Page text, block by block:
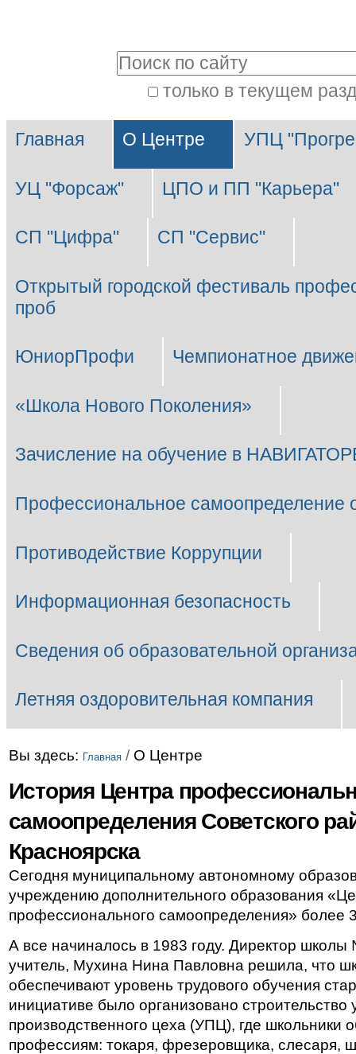
содержимому.
Перейти
навигации
только в текущем
поиск
Разделы
Главная О Центре УПЦ
УЦ "Форсаж" ЦПО и ПП "Карьера"
СП "Цифра" СП "Сервис"
Открытый городской фестиваль
проб
ЮниорПрофи Чемпионатное
«Школа Нового Поколения»
Зачисление на обучение в
Профессиональное самоопределение
Противодействие Коррупции
Информационная безопасность
Сведения об образовательной
Летняя оздоровительная компания
Вы здесь: Главная / О Центре
История Центра
самоопределения Советского
Красноярска
Сегодня муниципальному автономному
учреждению дополнительного образования
профессионального самоопределения» более
А все начиналось в 1983 году. Директор
учитель, Мухина Нина Павловна решила, что
обеспечивают уровень трудового обучения
инициативе было организовано строительство
производственного цеха (УПЦ), где школьники
профессиям: токаря, фрезеровщика, слесаря,